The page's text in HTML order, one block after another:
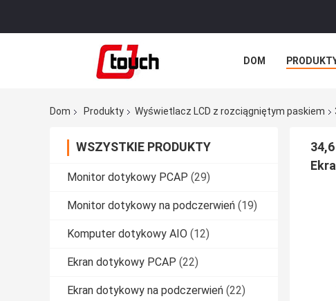
DOM
Dom
Produkty Wyświetlacz LCD z rozciągniętym paskiem
WSZYSTKIE PRODUKTY
Monitor dotykowy PCAP (29)
Monitor dotykowy na podczerwień (19)
Komputer dotykowy AIO (12)
Ekran dotykowy PCAP (22)
Ekran dotykowy na podczerwień (22)